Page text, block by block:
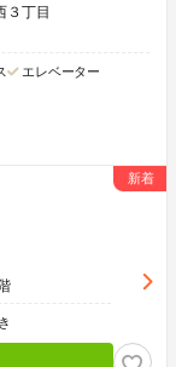
３丁目
エレベーター